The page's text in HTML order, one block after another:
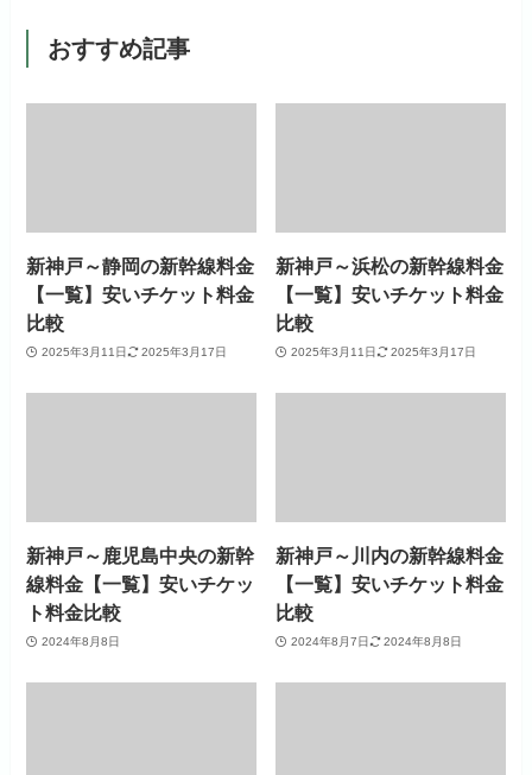
おすすめ記事
新神戸～静岡の新幹線料金
【一覧】安いチケット料金
比較
2025年3月11日 2025年3月17日
新神戸～浜松の新幹線料金
【一覧】安いチケット料金
比較
2025年3月11日 2025年3月17日
新神戸～鹿児島中央の新幹
線料金【一覧】安いチケッ
ト料金比較
2024年8月8日
新神戸～川内の新幹線料金
【一覧】安いチケット料金
比較
2024年8月7日 2024年8月8日